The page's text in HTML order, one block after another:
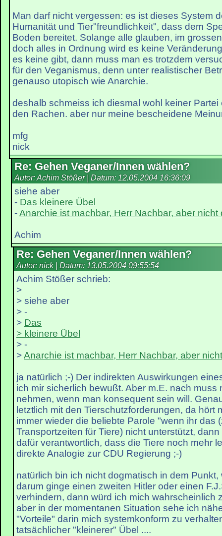
Man darf nicht vergessen: es ist dieses System
Humanität und Tier"freundlichkeit", dass dem
Boden bereitet. Solange alle glauben, im
doch alles in Ordnung wird es keine
es keine gibt, dann muss man es trotzdem
für den Veganismus, denn unter realistischer
genauso utopisch wie Anarchie.
deshalb schmeiss ich diesmal wohl keiner
den Rachen. aber nur meine bescheidene
mfg
nick
Re: Gehen Veganer/Innen wählen?
Autor: Achim Stößer | Datum: 12.05.2004 16:36:09
siehe aber
- Das kleinere Übel
-Anarchie ist machbar, Herr Nachbar, aber nicht
Achim
Re: Gehen Veganer/Innen wählen?
Autor: nick | Datum: 13.05.2004 09:55:54
Achim Stößer schrieb:
>
> siehe aber
> -
> Das
> kleinere Übel
> -
>Anarchie ist machbar, Herr Nachbar, aber
ja natürlich ;-) Der indirekten Auswirkungen
ich mir sicherlich bewußt. Aber m.E. nach muss
nehmen, wenn man konsequent sein will.
letztlich mit den Tierschutzforderungen, da hört
immer wieder die beliebte Parole "wenn ihr das
Transportzeiten für Tiere) nicht unterstützt,
dafür verantwortlich, dass die Tiere noch mehr
direkte Analogie zur CDU Regierung ;-)
natürlich bin ich nicht dogmatisch in dem
darum ginge einen zweiten Hitler oder einen
verhindern, dann würd ich mich wahrscheinlich
aber in der momentanen Situation sehe ich
"Vorteile" darin mich systemkonform zu
tatsächlicher "kleinerer" Übel ....